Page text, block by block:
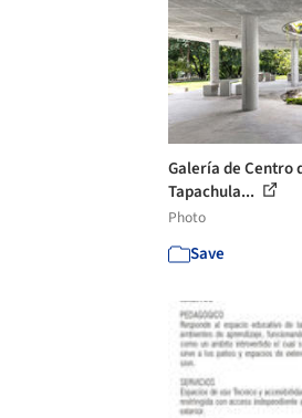
Galería de Centro
Tapachula...
Photo
Save